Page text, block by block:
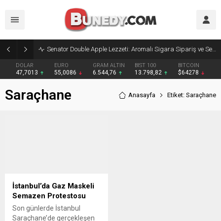
Senator Double Apple Lezzeti: Aromalı Sigara Sipariş ve Senator Sigara Dünyasına Yolculuk
DOLAR
47,7013
EURO
55,0086
GRAM ALTIN
6.544,76
BIST 100
13.798,82
BITCOIN
$64278
Saraçhane Anasayfa Etiket: Saraçhane
İstanbul’da Gaz Maskeli
Semazen Protestosu
​Son günlerde İstanbul
Saraçhane’de gerçekleşen